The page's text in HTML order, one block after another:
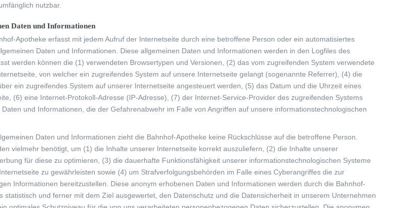
nutzbar.
Daten und Informationen
Apotheke erfasst mit jedem Aufruf der Internetseite durch eine betroffene Person oder ein automatisiertes
Daten und Informationen. Diese allgemeinen Daten und Informationen werden in den Logfiles des
werden können die (1) verwendeten Browsertypen und Versionen, (2) das vom zugreifenden System verwendete
von welcher ein zugreifendes System auf unsere Internetseite gelangt (sogenannte Referrer), (4) die
ein zugreifendes System auf unserer Internetseite angesteuert werden, (5) das Datum und die Uhrzeit eines
(6) eine Internet-Protokoll-Adresse (IP-Adresse), (7) der Internet-Service-Provider des zugreifenden Systems
und Informationen, die der Gefahrenabwehr im Falle von Angriffen auf unsere informationstechnologischen
Daten und Informationen zieht die Bahnhof-Apotheke keine Rückschlüsse auf die betroffene Person.
vielmehr benötigt, um (1) die Inhalte unserer Internetseite korrekt auszuliefern, (2) die Inhalte unserer
für diese zu optimieren, (3) die dauerhafte Funktionsfähigkeit unserer informationstechnologischen Systeme
zu gewährleisten sowie (4) um Strafverfolgungsbehörden im Falle eines Cyberangriffes die zur
Informationen bereitzustellen. Diese anonym erhobenen Daten und Informationen werden durch die Bahnhof-
statistisch und ferner mit dem Ziel ausgewertet, den Datenschutz und die Datensicherheit in unserem Unternehmen